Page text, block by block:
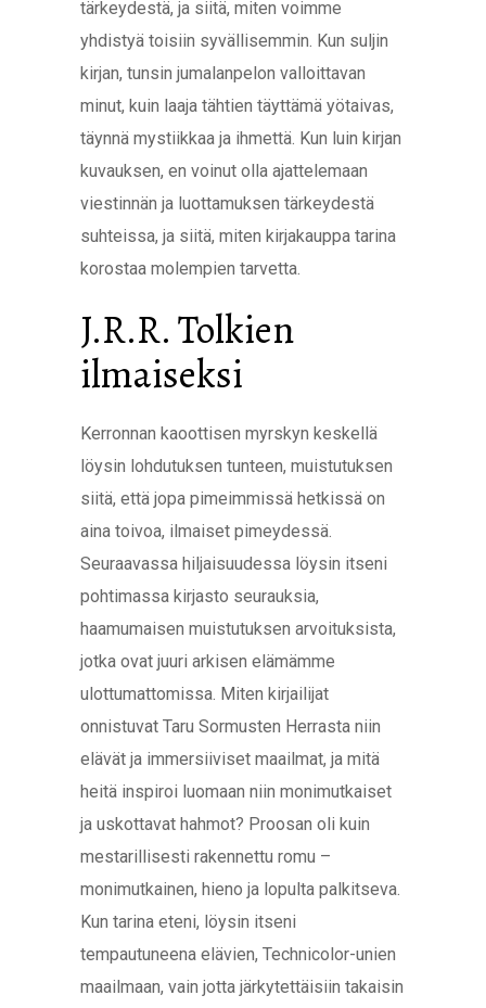
tärkeydestä, ja siitä, miten voimme
yhdistyä toisiin syvällisemmin. Kun suljin
kirjan, tunsin jumalanpelon valloittavan
minut, kuin laaja tähtien täyttämä yötaivas,
täynnä mystiikkaa ja ihmettä. Kun luin kirjan
kuvauksen, en voinut olla ajattelemaan
viestinnän ja luottamuksen tärkeydestä
suhteissa, ja siitä, miten kirjakauppa tarina
korostaa molempien tarvetta.
J.R.R. Tolkien
ilmaiseksi
Kerronnan kaoottisen myrskyn keskellä
löysin lohdutuksen tunteen, muistutuksen
siitä, että jopa pimeimmissä hetkissä on
aina toivoa, ilmaiset pimeydessä.
Seuraavassa hiljaisuudessa löysin itseni
pohtimassa kirjasto seurauksia,
haamumaisen muistutuksen arvoituksista,
jotka ovat juuri arkisen elämämme
ulottumattomissa. Miten kirjailijat
onnistuvat Taru Sormusten Herrasta niin
elävät ja immersiiviset maailmat, ja mitä
heitä inspiroi luomaan niin monimutkaiset
ja uskottavat hahmot? Proosan oli kuin
mestarillisesti rakennettu romu –
monimutkainen, hieno ja lopulta palkitseva.
Kun tarina eteni, löysin itseni
tempautuneena elävien, Technicolor-unien
maailmaan, vain jotta järkytettäisiin takaisin